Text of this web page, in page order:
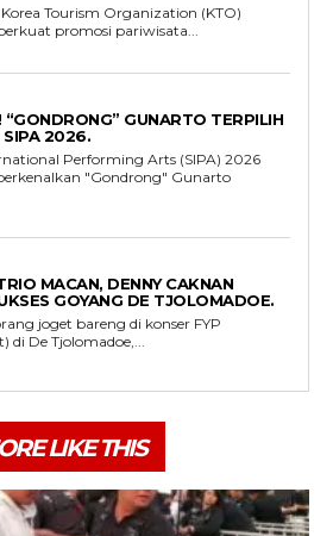
Tourism Organization (KTO)
promosi pariwisata...
“GONDRONG” GUNARTO TERPILIH
SIPA 2026.
Performing Arts (SIPA) 2026
"Gondrong" Gunarto
MACAN, DENNY CAKNAN
GOYANG DE TJOLOMADOE.
joget bareng di konser FYP
di De Tjolomadoe,...
LIKE THIS